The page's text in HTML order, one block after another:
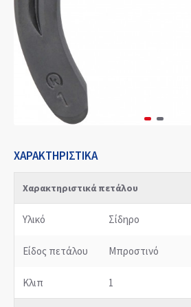
ΧΑΡΑΚΤΗΡΙΣΤΙΚΆ
Χαρακτηριστικά πετάλου
Υλικό Σίδηρο
Είδος πετάλου Μπροστινό
Κλιπ 1